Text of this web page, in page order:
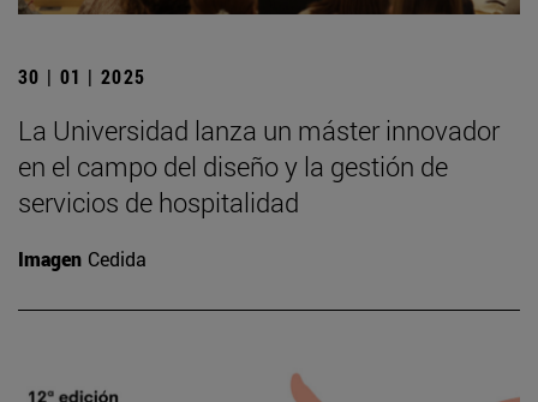
30 | 01 | 2025
La Universidad lanza un máster innovador
en el campo del diseño y la gestión de
servicios de hospitalidad
Imagen Cedida